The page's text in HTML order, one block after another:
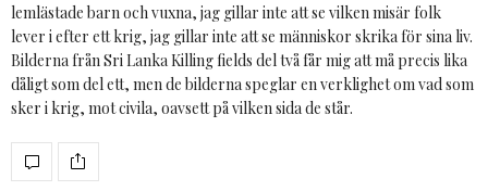
lemlästade barn och vuxna, jag gillar inte att se vilken misär folk
lever i efter ett krig, jag gillar inte att se människor skrika för sina liv.
Bilderna från Sri Lanka Killing fields del två får mig att må precis lika
dåligt som del ett, men de bilderna speglar en verklighet om vad som
sker i krig, mot civila, oavsett på vilken sida de står.